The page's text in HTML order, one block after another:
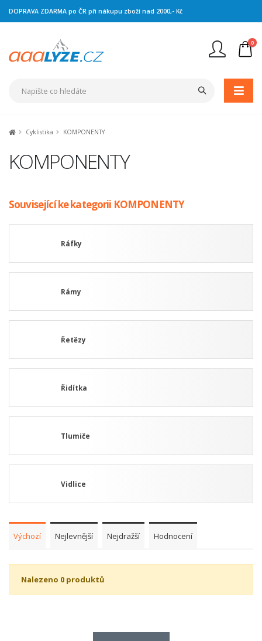
DOPRAVA ZDARMA po ČR při nákupu zboží nad 2000,- Kč
0
Cyklistika KOMPONENTY
KOMPONENTY
Související ke kategorii KOMPONENTY
Ráfky
Rámy
Řetězy
Řidítka
Tlumiče
Vidlice
Výchozí Nejlevnější Nejdražší Hodnocení
Nalezeno 0 produktů